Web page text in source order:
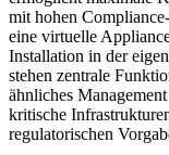
mit hohen
eine virtuelle
Installation in der
stehen zentrale
ähnliches
kritische
regulatorischen